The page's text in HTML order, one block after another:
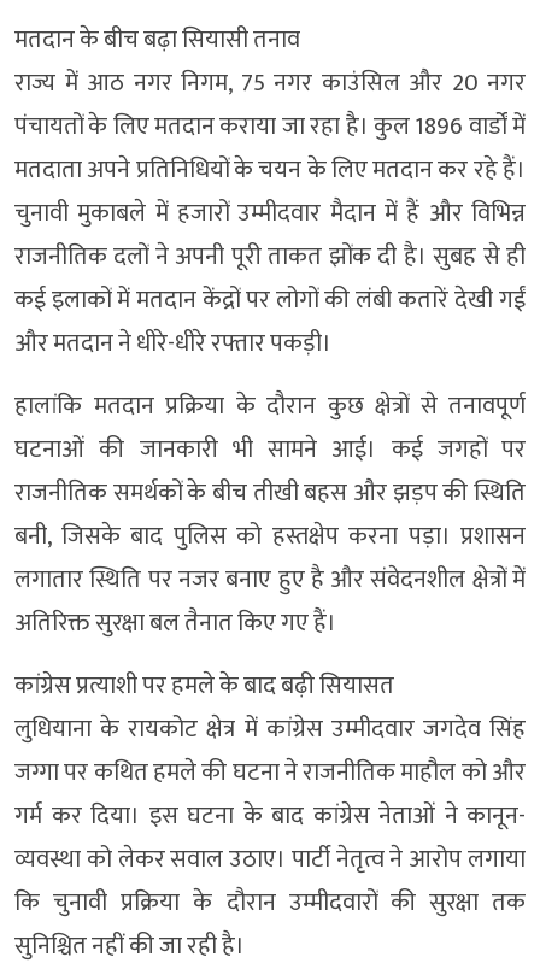
मतदान के बीच बढ़ा सियासी तनाव
राज्य में आठ नगर निगम, 75 नगर काउंसिल और 20 नगर
पंचायतों के लिए मतदान कराया जा रहा है। कुल 1896 वार्डों में
मतदाता अपने प्रतिनिधियों के चयन के लिए मतदान कर रहे हैं।
चुनावी मुकाबले में हजारों उम्मीदवार मैदान में हैं और विभिन्न
राजनीतिक दलों ने अपनी पूरी ताकत झोंक दी है। सुबह से ही
कई इलाकों में मतदान केंद्रों पर लोगों की लंबी कतारें देखी गईं
और मतदान ने धीरे-धीरे रफ्तार पकड़ी।
हालांकि मतदान प्रक्रिया के दौरान कुछ क्षेत्रों से तनावपूर्ण
घटनाओं की जानकारी भी सामने आई। कई जगहों पर
राजनीतिक समर्थकों के बीच तीखी बहस और झड़प की स्थिति
बनी, जिसके बाद पुलिस को हस्तक्षेप करना पड़ा। प्रशासन
लगातार स्थिति पर नजर बनाए हुए है और संवेदनशील क्षेत्रों में
अतिरिक्त सुरक्षा बल तैनात किए गए हैं।
कांग्रेस प्रत्याशी पर हमले के बाद बढ़ी सियासत
लुधियाना के रायकोट क्षेत्र में कांग्रेस उम्मीदवार जगदेव सिंह
जग्गा पर कथित हमले की घटना ने राजनीतिक माहौल को और
गर्म कर दिया। इस घटना के बाद कांग्रेस नेताओं ने कानून-
व्यवस्था को लेकर सवाल उठाए। पार्टी नेतृत्व ने आरोप लगाया
कि चुनावी प्रक्रिया के दौरान उम्मीदवारों की सुरक्षा तक
सुनिश्चित नहीं की जा रही है।